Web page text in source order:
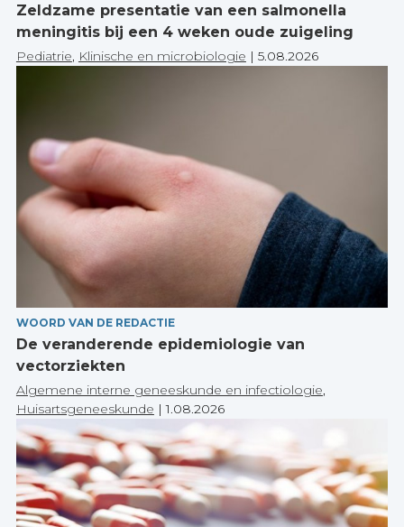
Zeldzame presentatie van een salmonella
meningitis bij een 4 weken oude zuigeling
Pediatrie, Klinische en microbiologie | 5.08.2026
WOORD VAN DE REDACTIE
De veranderende epidemiologie van
vectorziekten
Algemene interne geneeskunde en infectiologie,
Huisartsgeneeskunde |1.08.2026